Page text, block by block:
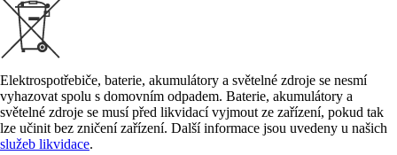
Elektrospotřebiče, baterie, akumulátory a světelné zdroje se nesmí
vyhazovat spolu s domovním odpadem. Baterie, akumulátory a
světelné zdroje se musí před likvidací vyjmout ze zařízení, pokud tak
lze učinit bez zničení zařízení. Další informace jsou uvedeny u našich
služeb likvidace.